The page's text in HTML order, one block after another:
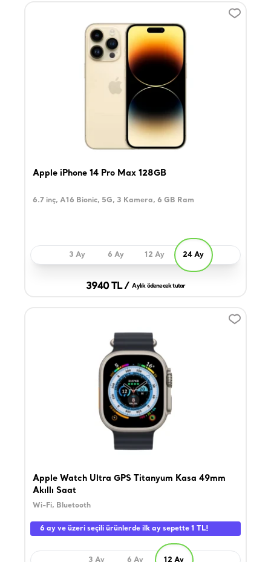
Apple iPhone 14 Pro Max 128GB
6.7 inç, A16 Bionic, 5G, 3 Kamera, 6 GB Ram
3 Ay 6 Ay 12 Ay 24 Ay
3940 TL / Aylık ödenecek tutar
Apple Watch Ultra GPS Titanyum Kasa 49mm
Akıllı Saat
Wi-Fi, Bluetooth
6 ay ve üzeri seçili ürünlerde ilk ay sepette 1 TL!